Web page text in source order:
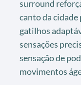
surround
canto da
gatilhos
sensações
sensação de
movimentos